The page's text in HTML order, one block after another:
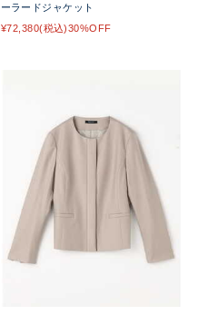
ーラードジャケット
¥72,380(税込)30%OFF